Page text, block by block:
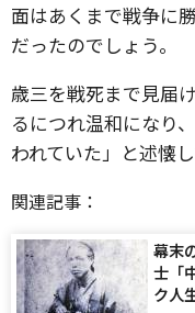
面はあくまで戦争に
だったのでしょう。
歳三を戦死まで見届
るにつれ温和になり
われていた」と述懐し
関連記事：
幕末
士「
ク人